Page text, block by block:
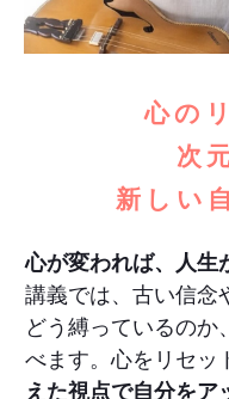
心の
次
新しい
心が変われば、人生
講義では、古い信念
どう縛っているのか
べます。心をリセッ
えた視点で自分をア